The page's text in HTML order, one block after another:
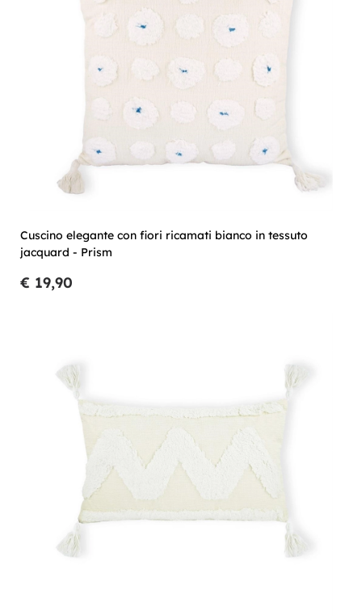
Cuscino elegante con fiori ricamati bianco in tessuto
jacquard - Prism
€ 19,90